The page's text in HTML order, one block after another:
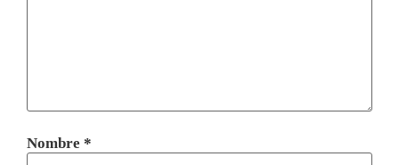
Nombre *